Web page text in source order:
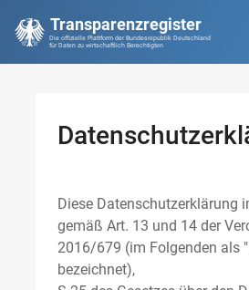
Transparenzregister
Die offizielle Plattform der Bundesrepublik Deutschland
für Daten zu wirtschaftlich Berechtigten
Diese Datenschutzerklärung
gemäß Art. 13 und 14 der
2016/679 (im Folgenden als "
bezeichnet),